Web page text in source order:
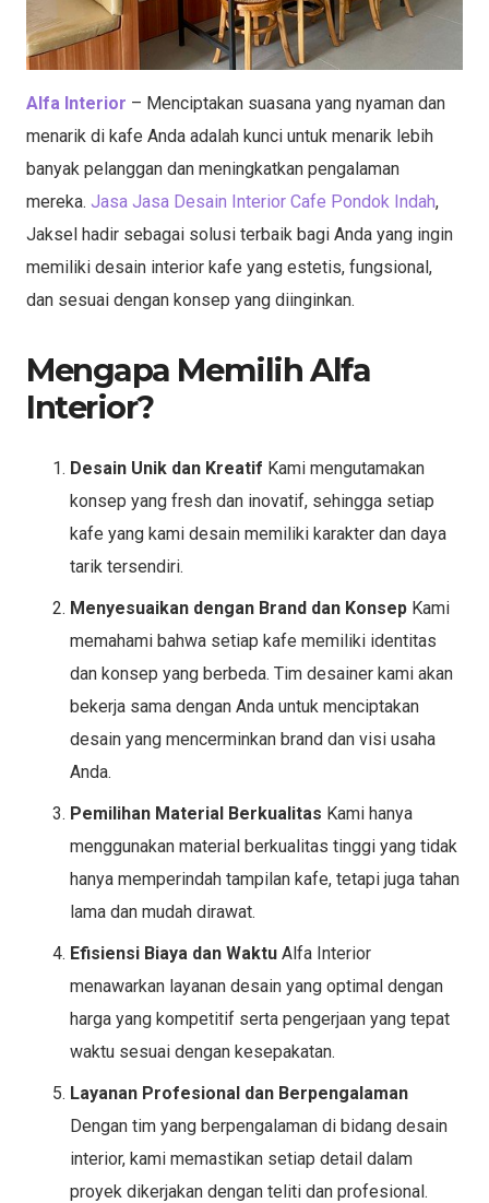
Alfa Interior – Menciptakan suasana yang nyaman dan
menarik di kafe Anda adalah kunci untuk menarik lebih
banyak pelanggan dan meningkatkan pengalaman
mereka. Jasa Jasa Desain Interior Cafe Pondok Indah,
Jaksel hadir sebagai solusi terbaik bagi Anda yang ingin
memiliki desain interior kafe yang estetis, fungsional,
dan sesuai dengan konsep yang diinginkan.
Mengapa Memilih Alfa
Interior?
Desain Unik dan Kreatif Kami mengutamakan
konsep yang fresh dan inovatif, sehingga setiap
kafe yang kami desain memiliki karakter dan daya
tarik tersendiri.
Menyesuaikan dengan Brand dan Konsep Kami
memahami bahwa setiap kafe memiliki identitas
dan konsep yang berbeda. Tim desainer kami akan
bekerja sama dengan Anda untuk menciptakan
desain yang mencerminkan brand dan visi usaha
Anda.
Pemilihan Material Berkualitas Kami hanya
menggunakan material berkualitas tinggi yang tidak
hanya memperindah tampilan kafe, tetapi juga tahan
lama dan mudah dirawat.
Efisiensi Biaya dan Waktu Alfa Interior
menawarkan layanan desain yang optimal dengan
harga yang kompetitif serta pengerjaan yang tepat
waktu sesuai dengan kesepakatan.
Layanan Profesional dan Berpengalaman
Dengan tim yang berpengalaman di bidang desain
interior, kami memastikan setiap detail dalam
proyek dikerjakan dengan teliti dan profesional.